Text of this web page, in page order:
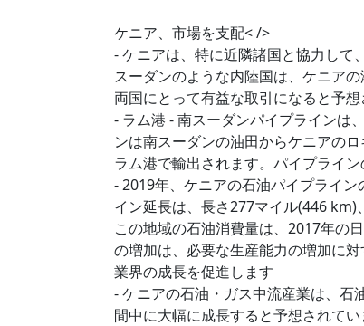
ケニア、市場を支配< />
- ケニアは、特に近隣諸国と協力して
スーダンのような内陸国は、ケニア
両国にとって有益な取引になると予
- ラム港 - 南スーダンパイプラインは
ンは南スーダンの油田からケニアの
ラム港で輸出されます。パイプライ
- 2019年、ケニアの石油パイプライ
イン延長は、長さ277マイル(446
この地域の石油消費量は、2017年の
の増加は、必要な生産能力の増加に
業界の成長を促進します
- ケニアの石油・ガス中流産業は、石
間中に大幅に成長すると予想されてい